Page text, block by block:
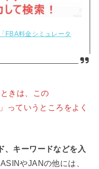
FBA料金シミュレータ
きは、この
っていうところをよく
キーワードなどを入
ASINやJANの他には、